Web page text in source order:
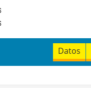
Datos